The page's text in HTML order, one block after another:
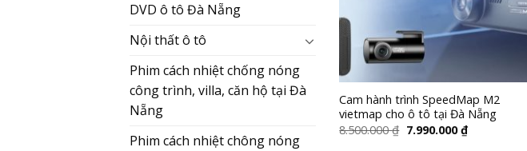
DVD ô tô Đà Nẵng
Nội thất ô tô
Phim cách nhiệt chống nóng
công trình, villa, căn hộ tại Đà
Nẵng
Phim cách nhiệt chông nóng
Cam hành trình SpeedMap M2
vietmap cho ô tô tại Đà Nẵng
8.500.000₫ 7.990.000₫